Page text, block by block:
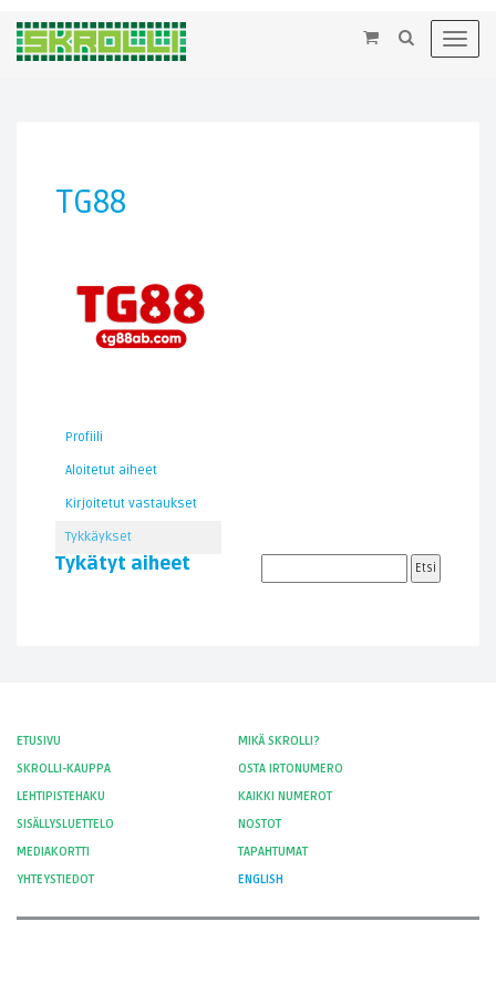
×
TG88
Profiili
Aloitetut aiheet
Kirjoitetut vastaukset
Tykkäykset
Tykätyt aiheet
ETUSIVU
MIKÄ SKROLLI?
SKROLLI-KAUPPA
OSTA IRTONUMERO
LEHTIPISTEHAKU
KAIKKI NUMEROT
SISÄLLYSLUETTELO
NOSTOT
MEDIAKORTTI
TAPAHTUMAT
YHTEYSTIEDOT
ENGLISH